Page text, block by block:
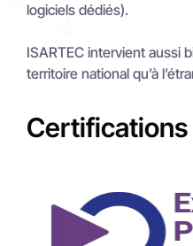
Certifications
logiciels dédiés).
ISARTEC intervient aussi
territoire national qu’à